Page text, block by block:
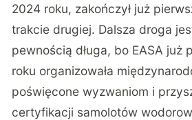
2024 roku, zakończył już
trakcie drugiej. Dalsza droga
pewnością długa, bo EASA już
roku organizowała
poświęcone wyzwaniom i
certyfikacji samolotów